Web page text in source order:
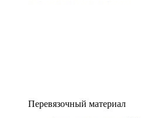
Перевязочный материал